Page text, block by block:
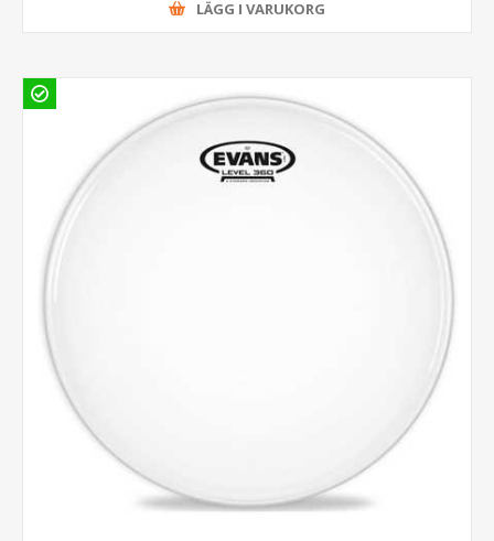
LÄGG I VARUKORG